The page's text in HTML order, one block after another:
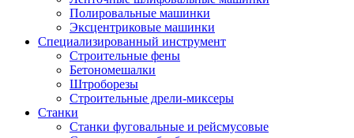
Полировальные машинки
Эксцентриковые машинки
Специализированный инструмент
Строительные фены
Бетономешалки
Штроборезы
Строительные дрели-миксеры
Станки
Станки фуговальные и рейсмусовые